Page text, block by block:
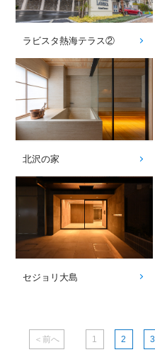
ラビスタ熱海テラス②
北沢の家
セジョリ大島
＜前へ 1 2 3